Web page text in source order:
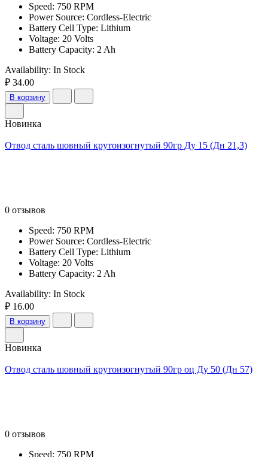
Speed: 750 RPM
Power Source: Cordless-Electric
Battery Cell Type: Lithium
Voltage: 20 Volts
Battery Capacity: 2 Ah
Availability: In Stock
₽ 34.00
В корзину
Новинка
Отвод сталь шовный крутоизогнутый 90гр Ду 15 (Дн 21,3)
0 отзывов
Speed: 750 RPM
Power Source: Cordless-Electric
Battery Cell Type: Lithium
Voltage: 20 Volts
Battery Capacity: 2 Ah
Availability: In Stock
₽ 16.00
В корзину
Новинка
Отвод сталь шовный крутоизогнутый 90гр оц Ду 50 (Дн 57)
0 отзывов
Speed: 750 RPM